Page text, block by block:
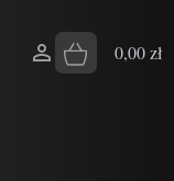
0,00 zł
